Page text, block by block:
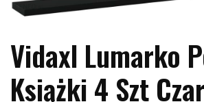
Vidaxl Lumarko
Książki 4 Szt